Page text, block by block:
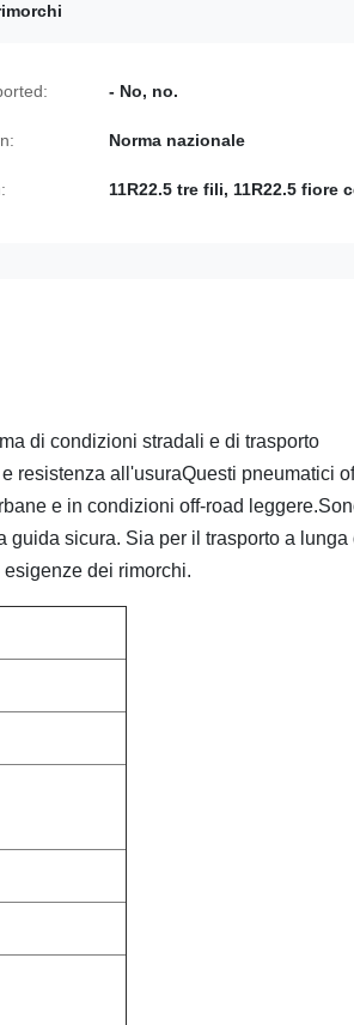
- No, no.
Norma nazionale
11R22.5 tre fili, 11R22.5 fiore
di condizioni stradali e di trasporto
resistenza all'usuraQuesti pneumatici
e in condizioni off-road
sicura. Sia per il trasporto a lunga
dei rimorchi.